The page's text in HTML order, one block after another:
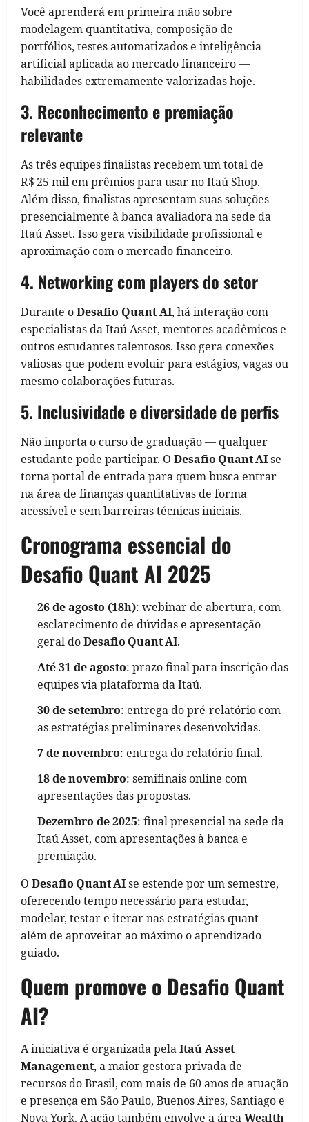
Você aprenderá em primeira mão sobre
modelagem quantitativa, composição de
portfólios, testes automatizados e inteligência
artificial aplicada ao mercado financeiro —
habilidades extremamente valorizadas hoje.
3. Reconhecimento e premiação
relevante
As três equipes finalistas recebem um total de
R$ 25 mil em prêmios para usar no Itaú Shop.
Além disso, finalistas apresentam suas soluções
presencialmente à banca avaliadora na sede da
Itaú Asset. Isso gera visibilidade profissional e
aproximação com o mercado financeiro.
4. Networking com players do setor
Durante oDesafio Quant AI, há interação com
especialistas da Itaú Asset, mentores acadêmicos e
outros estudantes talentosos. Isso gera conexões
valiosas que podem evoluir para estágios, vagas ou
mesmo colaborações futuras.
5. Inclusividade e diversidade de perfis
Não importa o curso de graduação — qualquer
estudante pode participar. O Desafio Quant AIse
torna portal de entrada para quem busca entrar
na área de finanças quantitativas de forma
acessível e sem barreiras técnicas iniciais.
Cronograma essencial do
Desafio Quant AI 2025
26 de agosto (18h): webinar de abertura, com
esclarecimento de dúvidas e apresentação
geral doDesafio Quant AI.
Até 31 de agosto: prazo final para inscrição das
equipes via plataforma da Itaú.
30 de setembro: entrega do pré-relatório com
as estratégias preliminares desenvolvidas.
7 de novembro: entrega do relatório final.
18 de novembro: semifinais online com
apresentações das propostas.
Dezembro de 2025: final presencial na sede da
Itaú Asset, com apresentações à banca e
premiação.
O Desafio Quant AIse estende por um semestre,
oferecendo tempo necessário para estudar,
modelar, testar e iterar nas estratégias quant —
além de aproveitar ao máximo o aprendizado
guiado.
Quem promove o Desafio Quant
AI?
A iniciativa é organizada pelaItaú Asset
Management, a maior gestora privada de
recursos do Brasil, com mais de 60 anos de atuação
e presença em São Paulo, Buenos Aires, Santiago e
Nova York. A ação também envolve a áreaWealth